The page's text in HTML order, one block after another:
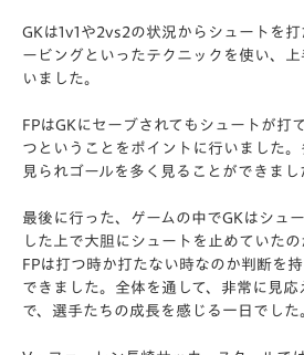
GKは1v1や2vs2の状況からシュートを打
ービングといったテクニックを使い、 上
いました。
FPはGKにセーブされてもシュートが打
つということをポイントに行いました
見られゴールを多く見ることができまし
最後に行った、ゲームの中でGKはシュー
した上で大胆にシュートを止めていた
FPは打つ時か打たない時なのか判断を
できました。全体を通して、非常に見
で、選手たちの成長を感じる一日でした